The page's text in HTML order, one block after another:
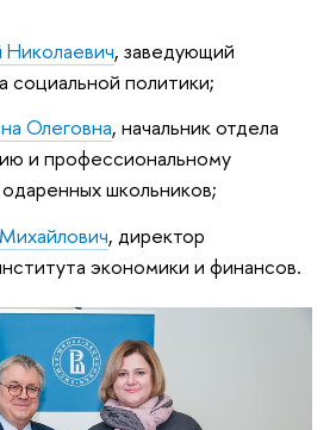
, заведующий
социальной политики;
Олеговна, начальник отдела
и профессиональному
школьников;
, директор
экономики и финансов.